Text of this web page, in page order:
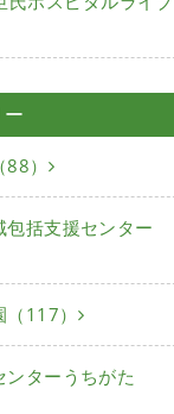
）
包括支援センター
117）
ンターうちがた